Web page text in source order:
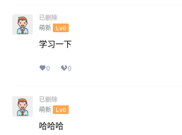
已删除
萌新 Lv0
学习一下
0 0
已删除
萌新 Lv0
哈哈哈